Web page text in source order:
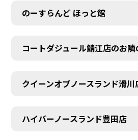
のーすらんど ほっと館
コートダジュール鯖江店のお
クイーンオブノースランド滑川
ハイパーノースランド豊田店